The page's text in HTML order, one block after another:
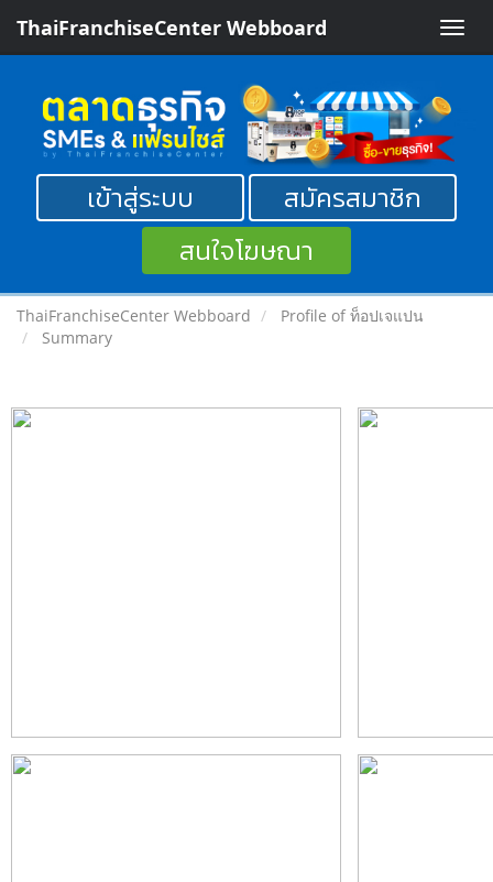
Toggle
ThaiFranchiseCenter Webboard
เข้าสู่ระบบ
สมัครสมาชิก
สนใจโฆษณา
ThaiFranchiseCenter Webboard
Profile of ท็อปเจแปน
Summary